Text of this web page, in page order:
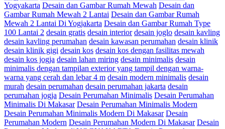
Yogyakarta Desain dan Gambar Rumah Mewah Desain dan
Gambar Rumah Mewah 2 Lantai Desain dan Gambar Rumah
Mewah 2 Lantai Di Yogjakarta Desain dan Gambar Rumah Type
100 Lantai 2 desain gratis desain interior desain joglo desain kavling
desain kavling perumahan desain kawasan perumahan desain klinik
desain klinik gigi desain kos desain kos dengan fasilitas mewah
desain kos jogja desain lahan miring desain minimalis desain
minimalis dengan tampilan exterior yang tampil dengan warna-
warna yang cerah dan lebar 4 m desain modern minimalis desain
murah desain perumahan desain perumahan jakarta desain
perumahan jogja Desain Perumahan Minimalis Desain Perumahan
Minimalis Di Makasar Desain Perumahan Minimalis Modern
Desain Perumahan Minimalis Modern Di Makasar Desain
Perumahan Modern Desain Perumahan Modern Di Makasar Desain